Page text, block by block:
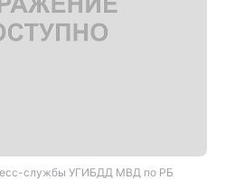
службы УГИБДД МВД по РБ